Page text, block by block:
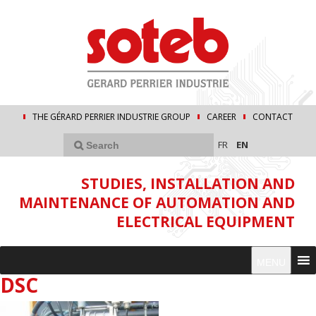
THE GÉRARD PERRIER INDUSTRIE GROUP CAREER CONTACT
FR EN
STUDIES, INSTALLATION AND
MAINTENANCE OF AUTOMATION AND
ELECTRICAL EQUIPMENT
DSC